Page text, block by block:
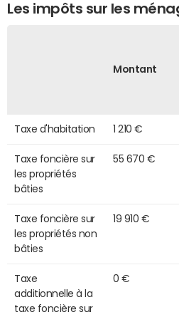
Les impôts sur les
Montant
Taxe d'habitation 1 210 €
Taxe foncière sur
les propriétés
bâties
55 670 €
Taxe foncière sur
les propriétés non
bâties
19 910 €
Taxe
additionnelle à la
taxe foncière sur
0 €